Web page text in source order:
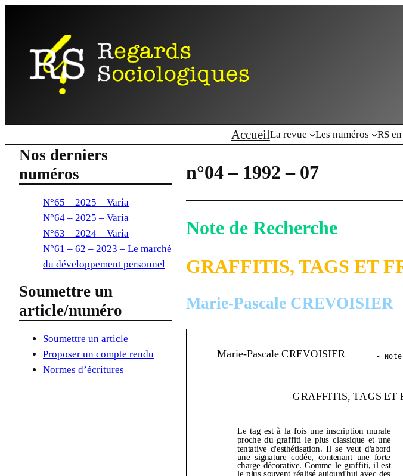
AccueilLa revue Les numéros RS
Nos derniers
numéros
N°65 – 2025 – Varia
N°64 – 2025 – Varia
N°63 – 2024 – Varia
N°61 – 62 – 2023 – Le marché
du développement personnel
Soumettre un
article/numéro
Soumettre un article
Proposer un compte rendu
Normes d’écritures
n°04 – 1992 – 07
Note de Recherche
GRAFFITIS, TAGS ET
Marie-Pascale CREVOISIER